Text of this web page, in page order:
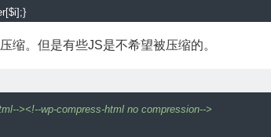
[$i];}
)/$initial*100;
缩。但是有些JS是不希望被压缩的。
><!--wp-compress-html no compression-->